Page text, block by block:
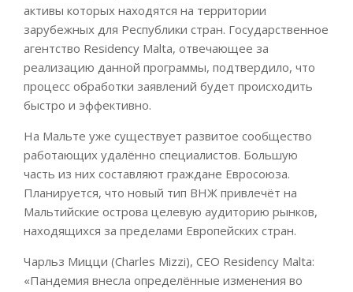
активы которых находятся на территории
зарубежных для Республики стран. Государственное
агентство Residency Malta, отвечающее за
реализацию данной программы, подтвердило, что
процесс обработки заявлений будет происходить
быстро и эффективно.
На Мальте уже существует развитое сообщество
работающих удалённо специалистов. Большую
часть из них составляют граждане Евросоюза.
Планируется, что новый тип ВНЖ привлечёт на
Мальтийские острова целевую аудиторию рынков,
находящихся за пределами Европейских стран.
Чарльз Мицци (Charles Mizzi), CEO Residency Malta:
«Пандемия внесла определённые изменения во